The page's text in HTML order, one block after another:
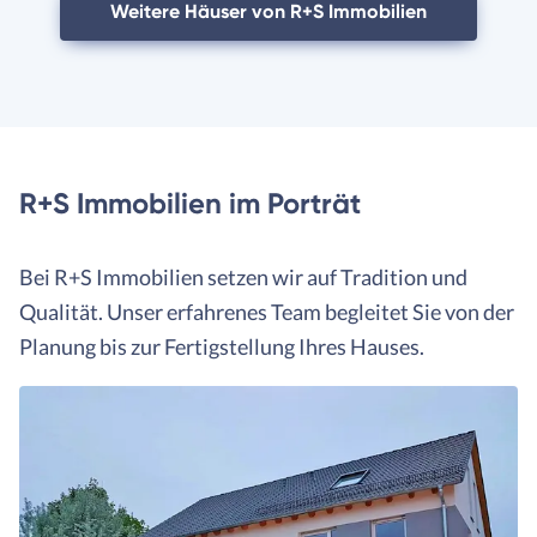
Weitere Häuser von R+S Immobilien
R+S Immobilien im Porträt
Bei R+S Immobilien setzen wir auf Tradition und
Qualität. Unser erfahrenes Team begleitet Sie von der
Planung bis zur Fertigstellung Ihres Hauses.